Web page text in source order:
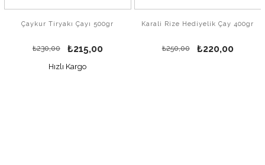
Çaykur Tiryakı Çayı 500gr
₺215,00
₺230,00
Hızlı Kargo
Karali Rize Hediyelik Çay 400gr
₺220,00
₺250,00